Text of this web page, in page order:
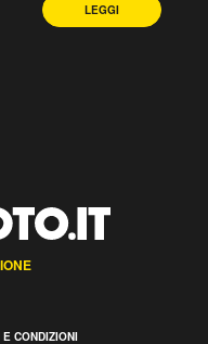
LEGGI
E CONDIZIONI